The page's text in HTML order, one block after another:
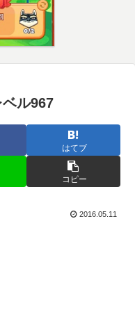
ル967
はてブ
コピー
2016.05.11